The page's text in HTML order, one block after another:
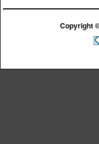
Copyright